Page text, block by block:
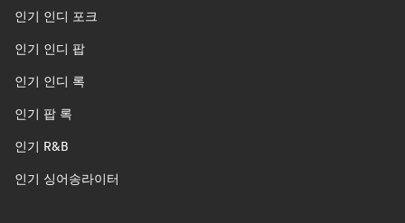
인기 인디 포크
인기 인디 팝
인기 인디 록
인기 팝 록
인기 R&B
인기 싱어송라이터